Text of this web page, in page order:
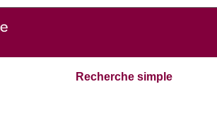
Recherche simple